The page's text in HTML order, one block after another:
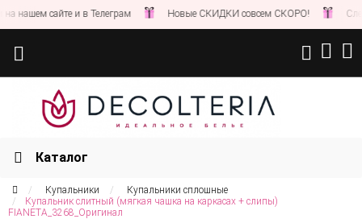
сайте и в Телеграм Новые СКИДКИ совсем СКОРО!
Каталог
Купальники
Купальники сплошные
Купальник слитный (мягкая чашка на каркасах + слипы)
FIANETA_3268_Оригинал